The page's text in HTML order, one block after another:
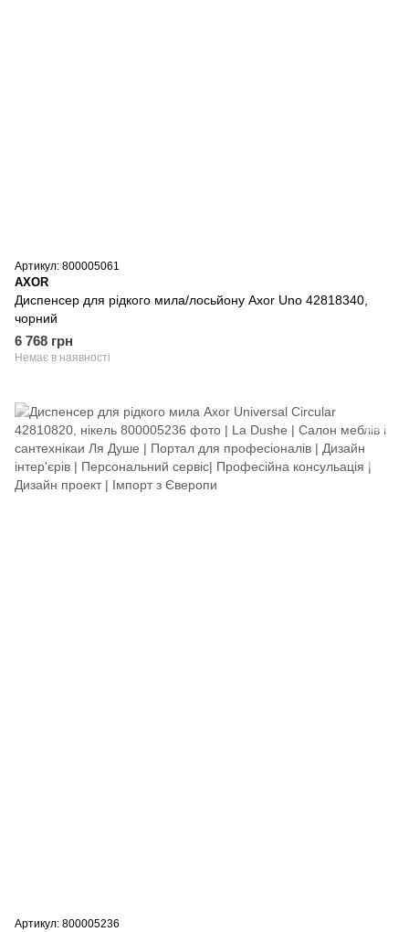
Артикул: 800005061
AXOR
Диспенсер для рідкого мила/лосьйону Axor Uno 42818340,
чорний
6 768 грн
Немає в наявності
Артикул: 800005236